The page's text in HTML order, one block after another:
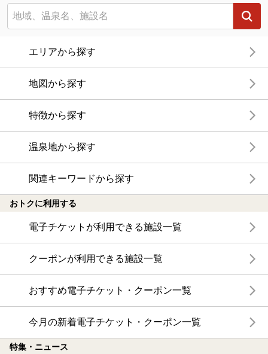
エリアから探す
地図から探す
特徴から探す
温泉地から探す
関連キーワードから探す
おトクに利用する
電子チケットが利用できる施設一覧
クーポンが利用できる施設一覧
おすすめ電子チケット・クーポン一覧
今月の新着電子チケット・クーポン一覧
特集・ニュース